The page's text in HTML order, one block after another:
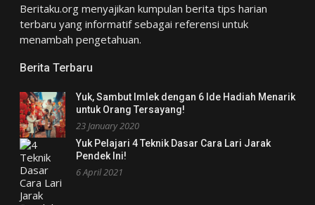
Beritaku.orgmenyajikan kumpulan berita tips harian
terbaru yang informatif sebagai referensi untuk
menambah pengetahuan.
Berita Terbaru
Yuk, Sambut Imlek dengan 6 Ide Hadiah Menarik
untuk Orang Tersayang!
23 January 2020
Yuk Pelajari 4 Teknik Dasar Cara Lari Jarak
Pendek Ini!
6 April 2021